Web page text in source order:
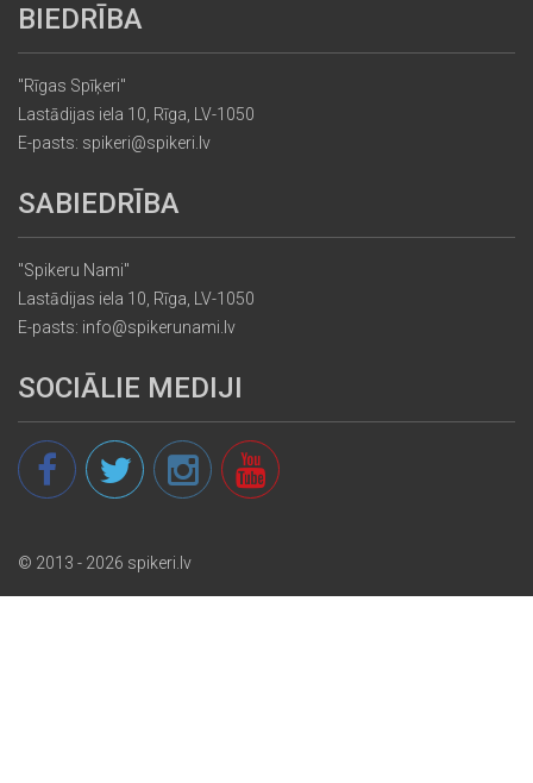
BIEDRĪBA
"Rīgas Spīķeri"
Lastādijas iela 10, Rīga, LV-1050
E-pasts: spikeri@spikeri.lv
SABIEDRĪBA
"Spikeru Nami"
Lastādijas iela 10, Rīga, LV-1050
E-pasts: info@spikerunami.lv
SOCIĀLIE MEDIJI
© 2013 - 2026 spikeri.lv